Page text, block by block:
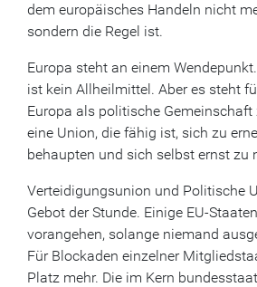
dem europäisches Handeln nicht
sondern die Regel ist.
Europa steht an einem
ist kein Allheilmittel. Aber es steht
Europa als politische Gemeinschaft
eine Union, die fähig ist, sich zu
behaupten und sich selbst ernst zu
Verteidigungsunion und Politische
Gebot der Stunde. Einige EU-
vorangehen, solange niemand
Für Blockaden einzelner
Platz mehr. Die im Kern